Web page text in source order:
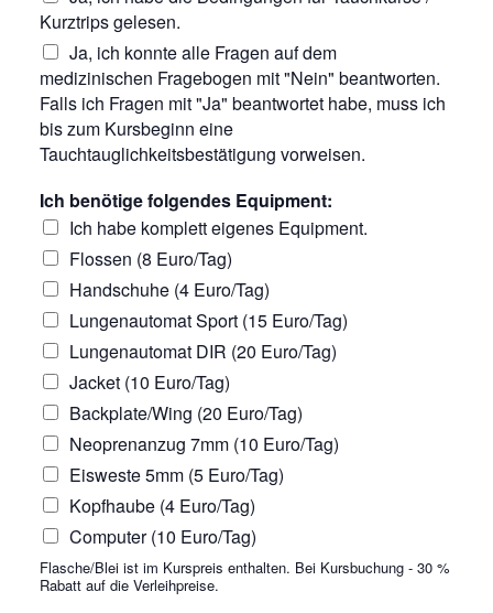
Kurztrips gelesen.
Ja, ich konnte alle Fragen auf dem
medizinischen Fragebogen mit "Nein" beantworten.
Falls ich Fragen mit "Ja" beantwortet habe, muss ich
bis zum Kursbeginn eine
Tauchtauglichkeitsbestätigung vorweisen.
Ich benötige folgendes Equipment:
Ich habe komplett eigenes Equipment.
Flossen (8 Euro/Tag)
Handschuhe (4 Euro/Tag)
Lungenautomat Sport (15 Euro/Tag)
Lungenautomat DIR (20 Euro/Tag)
Jacket (10 Euro/Tag)
Backplate/Wing (20 Euro/Tag)
Neoprenanzug 7mm (10 Euro/Tag)
Eisweste 5mm (5 Euro/Tag)
Kopfhaube (4 Euro/Tag)
Computer (10 Euro/Tag)
Flasche/Blei ist im Kurspreis enthalten. Bei Kursbuchung - 30 %
Rabatt auf die Verleihpreise.